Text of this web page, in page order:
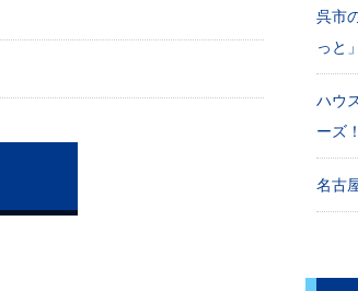
呉市
っと」
ハウ
ーズ！
名古